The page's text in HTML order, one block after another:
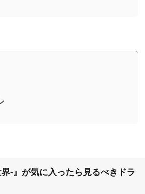
界-』が気に入ったら見るべきドラ